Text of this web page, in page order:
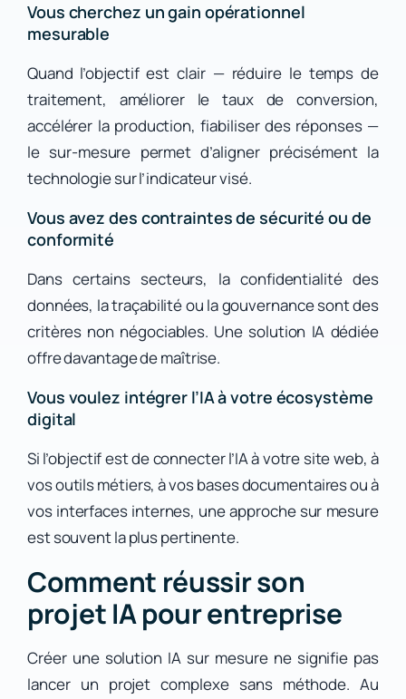
Vous cherchez un gain opérationnel
mesurable
Quand l’objectif est clair — réduire le temps de
traitement, améliorer le taux de conversion,
accélérer la production, fiabiliser des réponses —
le sur-mesure permet d’aligner précisément la
technologie sur l’indicateur visé.
Vous avez des contraintes de sécurité ou de
conformité
Dans certains secteurs, la confidentialité des
données, la traçabilité ou la gouvernance sont des
critères non négociables. Une solution IA dédiée
offre davantage de maîtrise.
Vous voulez intégrer l’IA à votre écosystème
digital
Si l’objectif est de connecter l’IA à votre site web, à
vos outils métiers, à vos bases documentaires ou à
vos interfaces internes, une approche sur mesure
est souvent la plus pertinente.
Comment réussir son
projet IA pour entreprise
Créer une solution IA sur mesure ne signifie pas
lancer un projet complexe sans méthode. Au